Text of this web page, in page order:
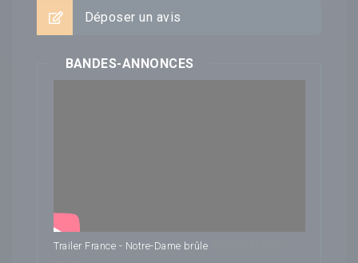
Déposer un avis
BANDES-ANNONCES
Trailer France - Notre-Dame brûle